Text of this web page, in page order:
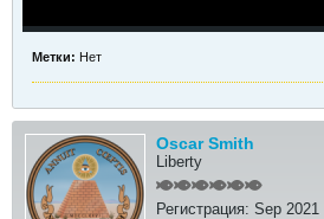
Метки: Нет
Oscar Smith
Liberty
Регистрация: Sep 2021